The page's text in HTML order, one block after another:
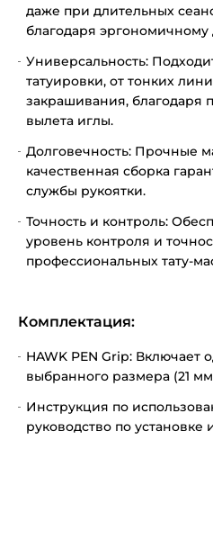
даже при длительных
благодаря эргономичному
Универсальность:
татуировки, от тонких
закрашивания, благодаря
вылета иглы.
Долговечность: Прочные
качественная сборка
службы рукоятки.
Точность и контроль:
уровень контроля и
профессиональных тату-
Комплектация:
HAWK PEN Grip: Включает
выбранного размера (21
Инструкция по
руководство по установке